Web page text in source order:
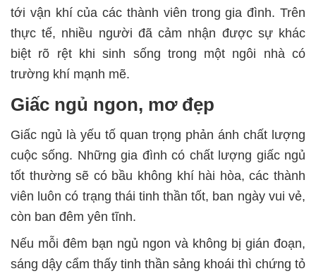
tới vận khí của các thành viên trong gia đình. Trên
thực tế, nhiều người đã cảm nhận được sự khác
biệt rõ rệt khi sinh sống trong một ngôi nhà có
trường khí mạnh mẽ.
Giấc ngủ ngon, mơ đẹp
Giấc ngủ là yếu tố quan trọng phản ánh chất lượng
cuộc sống. Những gia đình có chất lượng giấc ngủ
tốt thường sẽ có bầu không khí hài hòa, các thành
viên luôn có trạng thái tinh thần tốt, ban ngày vui vẻ,
còn ban đêm yên tĩnh.
Nếu mỗi đêm bạn ngủ ngon và không bị gián đoạn,
sáng dậy cẩm thấy tinh thần sảng khoái thì chứng tỏ